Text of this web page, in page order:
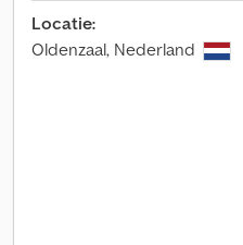
Locatie:
Oldenzaal, Nederland